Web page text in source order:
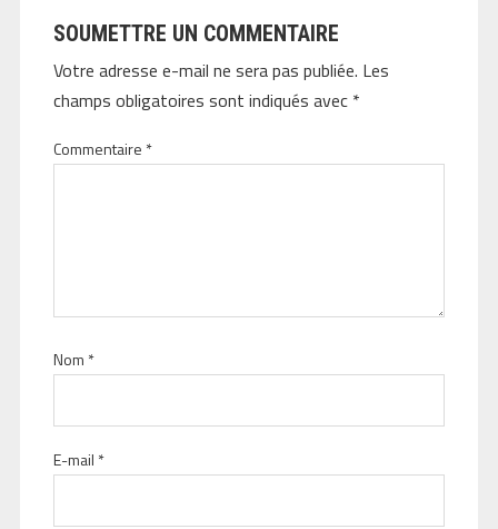
SOUMETTRE UN COMMENTAIRE
Votre adresse e-mail ne sera pas publiée. Les
champs obligatoires sont indiqués avec *
Commentaire *
Nom *
E-mail *